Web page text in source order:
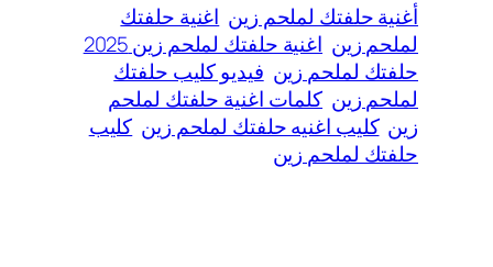
أغنية حلفتك لملحم زين اغنية حلفتك
لملحم زين اغنية حلفتك لملحم زين 2025
حلفتك لملحم زين فيديو كليب حلفتك
لملحم زين كلمات اغنية حلفتك لملحم
زين كليب اغنيه حلفتك لملحم زين كليب
حلفتك لملحم زين